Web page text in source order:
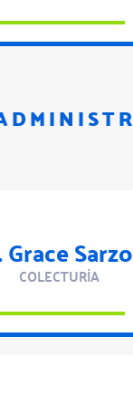
COLECTURÍA